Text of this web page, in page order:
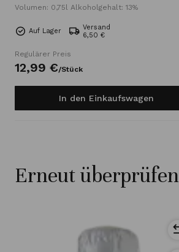
Volumen: 0,75l Alkoholgehalt: 13%
Auf Lager
Versand
6,50 €
Regulärer Preis
12,99 €/Stück
In den Einkaufswagen
Erneut überprüfen